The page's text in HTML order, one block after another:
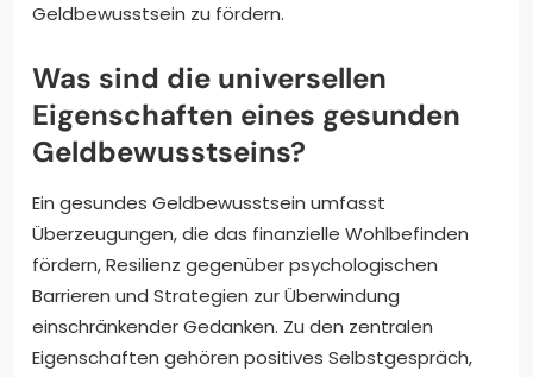
Geldbewusstsein zu fördern.
Was sind die universellen
Eigenschaften eines gesunden
Geldbewusstseins?
Ein gesundes Geldbewusstsein umfasst
Überzeugungen, die das finanzielle Wohlbefinden
fördern, Resilienz gegenüber psychologischen
Barrieren und Strategien zur Überwindung
einschränkender Gedanken. Zu den zentralen
Eigenschaften gehören positives Selbstgespräch,